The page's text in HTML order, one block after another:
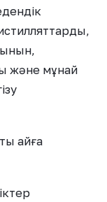
және мұнай
айға